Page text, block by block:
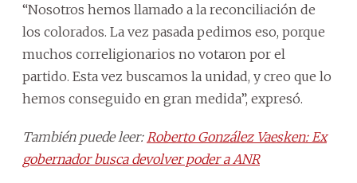
“Nosotros hemos llamado a la reconciliación de
los colorados. La vez pasada pedimos eso, porque
muchos correligionarios no votaron por el
partido. Esta vez buscamos la unidad, y creo que lo
hemos conseguido en gran medida”, expresó.
También puede leer: Roberto González Vaesken: Ex
gobernador busca devolver poder a ANR